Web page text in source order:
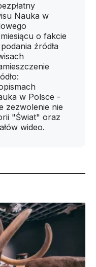
Nauka w
o fakcie
źródła
w Polsce -
zezwolenie nie
"Świat" oraz
wideo.